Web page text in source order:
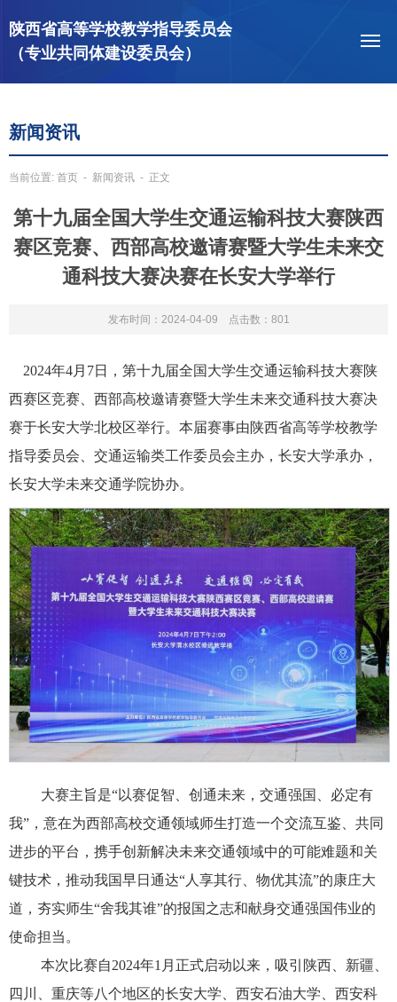
陕西省高等学校教学指导委员会
（专业共同体建设委员会）
新闻资讯
当前位置: 首页 - 新闻资讯 - 正文
第十九届全国大学生交通运输科技大赛陕西
赛区竞赛、西部高校邀请赛暨大学生未来交
通科技大赛决赛在长安大学举行
发布时间：2024-04-09 点击数： 801
2024年4月7日，第十九届全国大学生交通运输科技大赛陕
西赛区竞赛、西部高校邀请赛暨大学生未来交通科技大赛决
赛于长安大学北校区举行。本届赛事由陕西省高等学校教学
指导委员会、交通运输类工作委员会主办，长安大学承办，
长安大学未来交通学院协办。
大赛主旨是“以赛促智、创通未来，交通强国、必定有
我”，意在为西部高校交通领域师生打造一个交流互鉴、共同
进步的平台，携手创新解决未来交通领域中的可能难题和关
键技术，推动我国早日通达“人享其行、物优其流”的康庄大
道，夯实师生“舍我其谁”的报国之志和献身交通强国伟业的
使命担当。
本次比赛自2024年1月正式启动以来，吸引陕西、新疆、
四川、重庆等八个地区的长安大学、西安石油大学、西安科